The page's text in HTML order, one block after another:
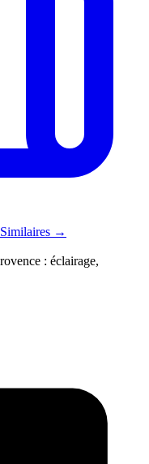
Similaires →